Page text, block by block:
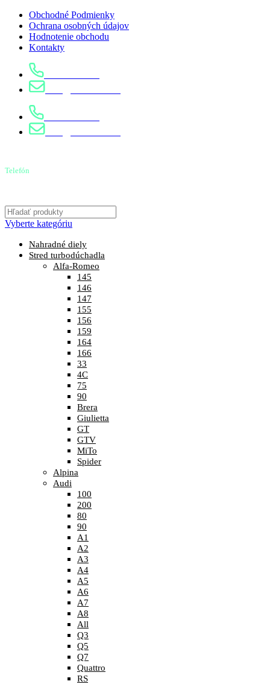
Obchodné Podmienky
Ochrana osobných údajov
Hodnotenie obchodu
Kontakty
Telefón
Vyberte kategóriu
Nahradné diely
Stred turbodúchadla
Alfa-Romeo
145
146
147
155
156
159
164
166
33
4C
75
90
Brera
Giulietta
GT
GTV
MiTo
Spider
Alpina
Audi
100
200
80
90
A1
A2
A3
A4
A5
A6
A7
A8
All
Q3
Q5
Q7
Quattro
RS